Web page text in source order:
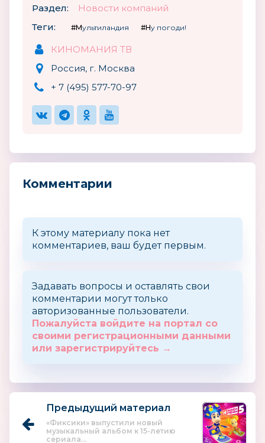
Раздел:
Новости компаний
Теги:
#Мультиландия #Ну погоди!
КИНОМАНИЯ ТВ
Россия, г. Москва
+ 7 (495) 577-70-97
Комментарии
К этому материалу пока нет
комментариев, ваш будет первым.
Задавать вопросы и оставлять свои
комментарии могут только
авторизованные пользователи.
Пожалуйста войдите на портал со
своими регистрационными данными
или зарегистрируйтесь →
Предыдущий материал
«Фиксики» выпустили новый
музыкальный альбом к 15-летию
сериала...